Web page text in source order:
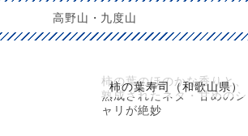
高野山・九度山
柿の葉寿司（和歌山県）
柿の葉のほのかな香りと、
熟成されたネタ・甘めのシ
ャリが絶妙